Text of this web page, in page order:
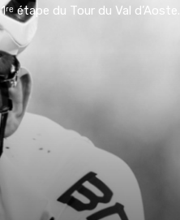
étape du Tour du Val d’Aoste.